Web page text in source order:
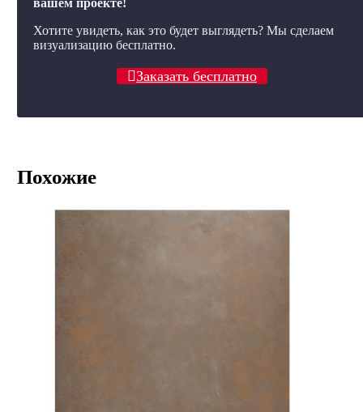
Хотите увидеть, как это будет выглядеть? Мы сделаем
визуализацию бесплатно.
Заказать бесплатно
Похожие